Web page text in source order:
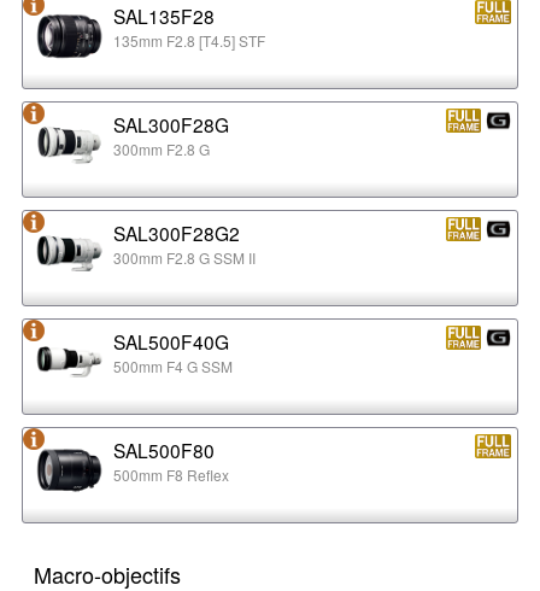
SAL135F28
135mm F2.8 [T4.5] STF
SAL300F28G
300mm F2.8 G
SAL300F28G2
300mm F2.8 G SSM II
SAL500F40G
500mm F4 G SSM
SAL500F80
500mm F8 Reflex
Macro-objectifs